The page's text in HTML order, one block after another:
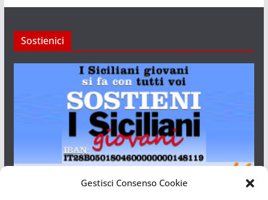
Gestisci Consenso Cookie
Sostienici